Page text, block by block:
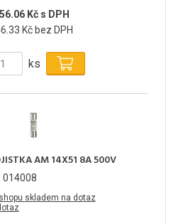
56.06 Kč s DPH
Kč bez DPH
ks
AM 14X51 8A 500V
014008
skladem na dotaz